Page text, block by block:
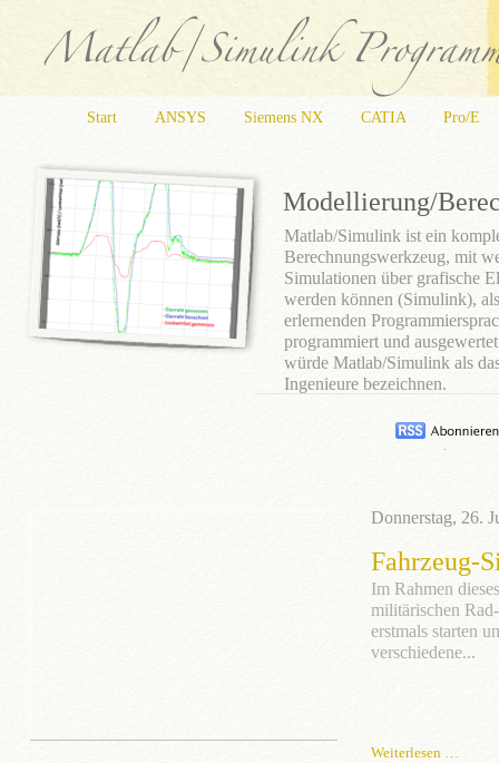
Start ANSYS Siemens NX CATIA Pro/E
Matlab/Simulink ist ein
Berechnungswerkzeug, mit
Simulationen über grafische
werden können (Simulink),
erlernenden
programmiert und
würde Matlab/Simulink als
Ingenieure bezeichnen.
Donnerstag, 26.
Fahrzeug-
Im Rahmen
militärischen
erstmals starten
verschiedene...
Weiterlesen …
Modellierung/